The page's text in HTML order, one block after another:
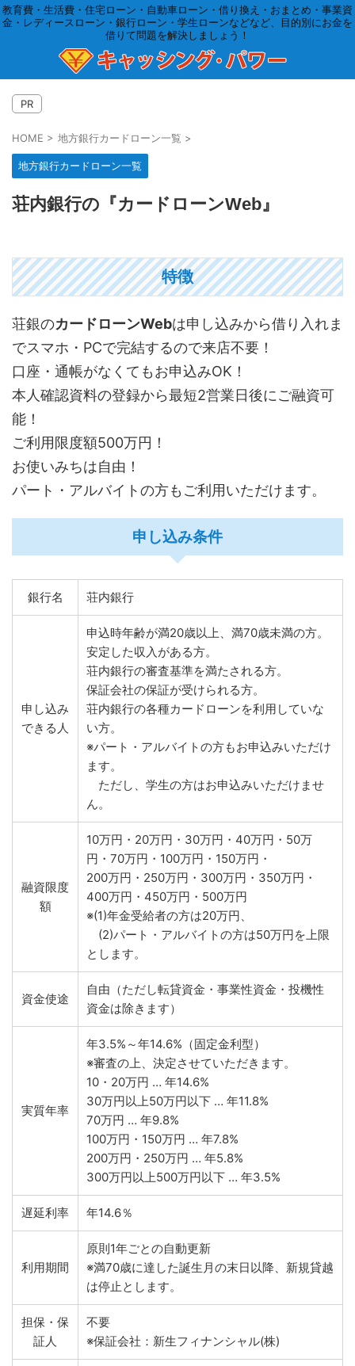
教育費・生活費・住宅ローン・自動車ローン・借り換え・おまとめ・事業資
金・レディースローン・銀行ローン・学生ローンなどなど、目的別にお金を
借りて問題を解決しましょう！
PR
HOME > 地方銀行カードローン一覧 >
地方銀行カードローン一覧
荘内銀行の『カードローンWeb』
特徴
荘銀のカードローンWebは申し込みから借り入れま
でスマホ・PCで完結するので来店不要！
口座・通帳がなくてもお申込みOK！
本人確認資料の登録から最短2営業日後にご融資可
能！
ご利用限度額500万円！
お使いみちは自由！
パート・アルバイトの方もご利用いただけます。
申し込み条件
銀行名 荘内銀行
申し込み
できる人
申込時年齢が満20歳以上、満70歳未満の方。
安定した収入がある方。
荘内銀行の審査基準を満たされる方。
保証会社の保証が受けられる方。
荘内銀行の各種カードローンを利用していな
い方。
※パート・アルバイトの方もお申込みいただけ
ます。
ただし、学生の方はお申込みいただけませ
ん。
融資限度
額
10万円・20万円・30万円・40万円・50万
円・70万円・100万円・150万円・
200万円・250万円・300万円・350万円・
400万円・450万円・500万円
※(1)年金受給者の方は20万円、
(2)パート・アルバイトの方は50万円を上限
とします。
資金使途
自由（ただし転貸資金・事業性資金・投機性
資金は除きます）
実質年率
年3.5%～年14.6%（固定金利型）
※審査の上、決定させていただきます。
10・20万円 … 年14.6%
30万円以上50万円以下 … 年11.8%
70万円 … 年9.8%
100万円・150万円 … 年7.8%
200万円・250万円 … 年5.8%
300万円以上500万円以下 … 年3.5%
遅延利率 年14.6％
利用期間
原則1年ごとの自動更新
※満70歳に達した誕生月の末日以降、新規貸越
は停止とします。
担保・保
証人
不要
※保証会社：新生フィナンシャル(株)